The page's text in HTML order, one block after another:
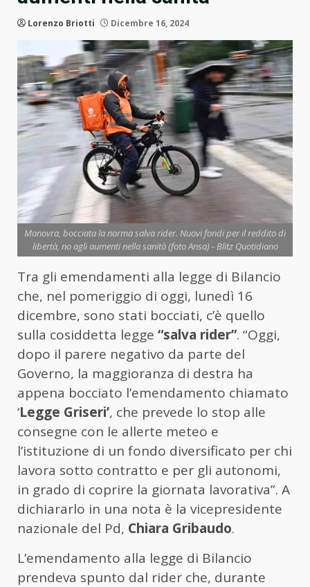
Lorenzo Briotti Dicembre 16, 2024
Manovra, bocciata la norma salva rider. Nuovi fondi per il reddito di
libertà, no agli aumenti nella sanità (foto Ansa) - Blitz Quotidiano
Tra gli emendamenti alla legge di Bilancio
che, nel pomeriggio di oggi, lunedì 16
dicembre, sono stati bocciati, c’è quello
sulla cosiddetta legge “salva rider”. “Oggi,
dopo il parere negativo da parte del
Governo, la maggioranza di destra ha
appena bocciato l’emendamento chiamato
‘Legge Griseri’, che prevede lo stop alle
consegne con le allerte meteo e
l’istituzione di un fondo diversificato per chi
lavora sotto contratto e per gli autonomi,
in grado di coprire la giornata lavorativa”. A
dichiararlo in una nota è la vicepresidente
nazionale del Pd, Chiara Gribaudo.
L’emendamento alla legge di Bilancio
prendeva spunto dal rider che, durante